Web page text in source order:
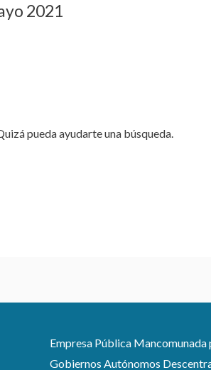
2021
pueda ayudarte una búsqueda.
Empresa Pública Mancomunada
Gobiernos Autónomos